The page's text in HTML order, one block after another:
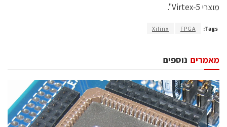
מוצרי Virtex-5".
Tags:
FPGA
Xilinx
נוספים מאמרים